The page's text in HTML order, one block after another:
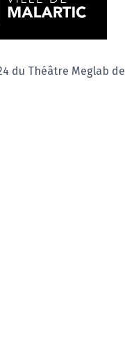
du Théâtre Meglab de